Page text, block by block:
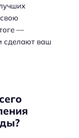
—
сделают ваш